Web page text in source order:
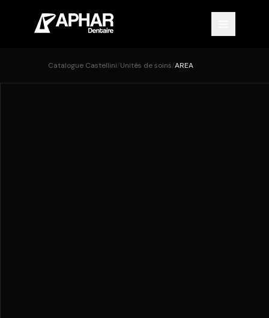
Catalogue Castellini/Unités de soins/AREA